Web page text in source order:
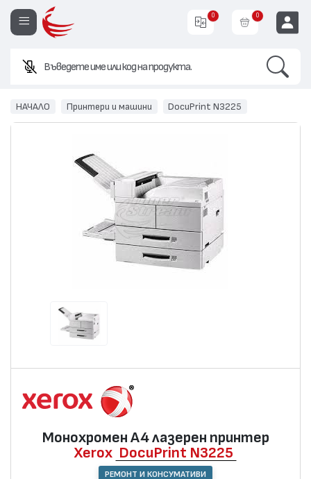
Въведете име или код на продукта.
0 0
НАЧАЛО Принтери и машини DocuPrint N3225
Монохромен А4 лазерен принтер
Xerox DocuPrint N3225
РЕМОНТ И КОНСУМАТИВИ